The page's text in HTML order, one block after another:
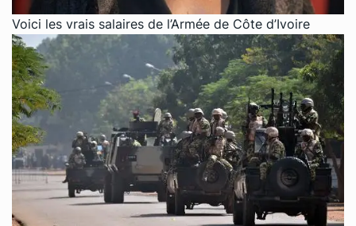
Voici les vrais salaires de l’Armée de Côte d’Ivoire